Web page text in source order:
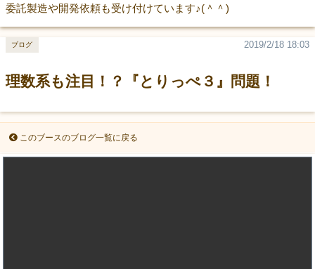
委託製造や開発依頼も受け付けています♪(＾＾)
理数系も注目！？『とりっぺ３』問題！
2019/2/18 18:03
ブログ
このブースのブログ一覧に戻る